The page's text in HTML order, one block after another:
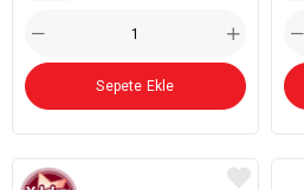
Sepete Ekle